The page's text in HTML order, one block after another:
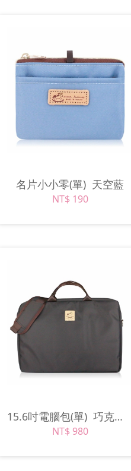
名片小小零(單) 天空藍
NT$ 190
15.6吋電腦包(單)巧克力棕
NT$ 980